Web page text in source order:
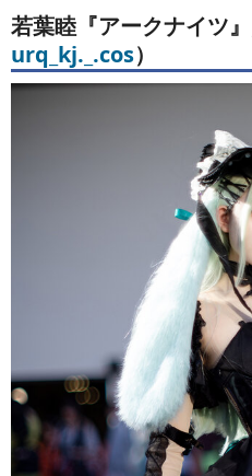
若葉睦『アークナイツ』
urq_kj._.cos）